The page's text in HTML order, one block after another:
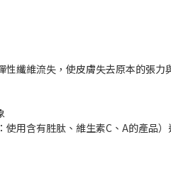
纖維流失，使皮膚失去原本的張
用含有胜肽、維生素C、A的產品）